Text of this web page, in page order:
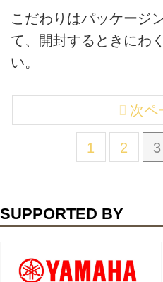
こだわりはパッケージ
て、開封するときにわ
い。
1 2 3
次ペ
SUPPORTED BY